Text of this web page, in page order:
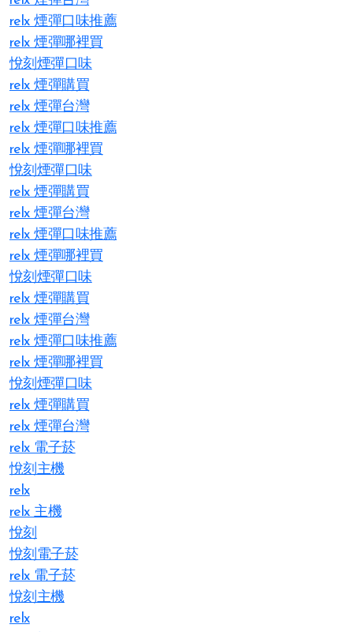
relx 煙彈口味推薦
relx 煙彈哪裡買
悅刻煙彈口味
relx 煙彈購買
relx 煙彈台灣
relx 煙彈口味推薦
relx 煙彈哪裡買
悅刻煙彈口味
relx 煙彈購買
relx 煙彈台灣
relx 煙彈口味推薦
relx 煙彈哪裡買
悅刻煙彈口味
relx 煙彈購買
relx 煙彈台灣
relx 煙彈口味推薦
relx 煙彈哪裡買
悅刻煙彈口味
relx 煙彈購買
relx 煙彈台灣
relx 電子菸
悅刻主機
relx
relx 主機
悅刻
悅刻電子菸
relx 電子菸
悅刻主機
relx